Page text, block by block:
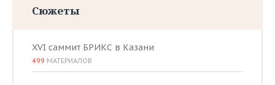
Сюжеты
XVI саммит БРИКС в Казани
499 МАТЕРИАЛОВ